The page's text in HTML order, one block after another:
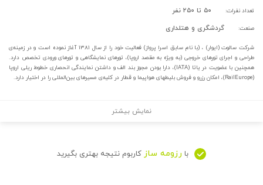
تعداد نفرات: ۵۰ تا ۲۵۰ نفر
صنعت: گردشگری و هتلداری
شرکت سالوت (ایوار) ، (با نام سابق اسرا پرواز) فعالیت خود را از سال ۱۳۸۱ آغاز نموده است و در زمینه‌ی
طراحی و اجرای تورهای خروجی (به ویژه به مقصد اروپا)،‌ تورهای نمایشگاهی و تورهای ورودی تخصص دارد.
همچنین با عضویت در یاتا (IATA)، دارا بودن مجوز بند الف و داشتن نمایندگی انحصاری خطوط ریلی اروپا
(RailEurope)،‌ امکان رزرو و فروش بلیطهای هواپیما و قطار در کلیه‌ی مسیرهای بین‌المللی را در اختیار دارد.
نمایش بیشتر
با رزومه ساز کاربوم نتیجه بهتری بگیرید